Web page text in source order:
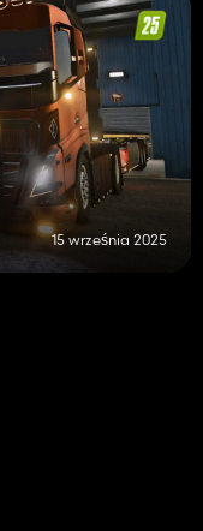
15 września 2025